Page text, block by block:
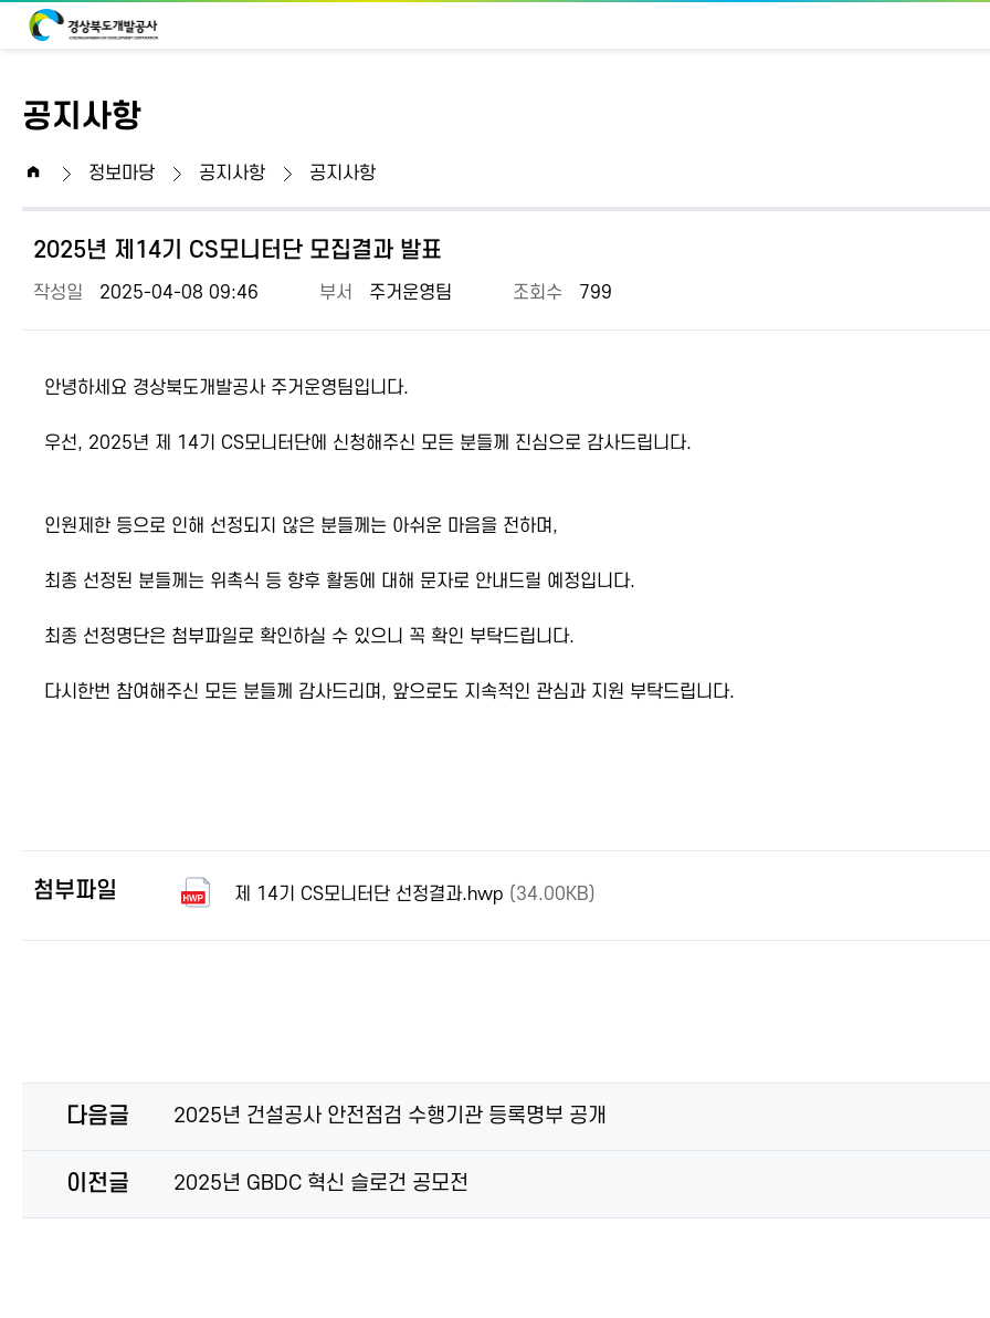
공지사항
home 정보마당 공지사항 공지사항
2025년 제14기 CS모니터단 모집결과 발표
작성일 2025-04-08 09:46 부서 주거운영팀 조회수 799
안녕하세요 경상북도개발공사 주거운영팀입니다.
우선, 2025년 제 14기 CS모니터단에 신청해주신 모든 분들께 진심으로 감사드립니다.
인원제한 등으로 인해 선정되지 않은 분들께는 아쉬운 마음을 전하며,
최종 선정된 분들께는 위촉식 등 향후 활동에 대해 문자로 안내드릴 예정입니다.
최종 선정명단은 첨부파일로 확인하실 수 있으니 꼭 확인 부탁드립니다.
다시한번 참여해주신 모든 분들께 감사드리며, 앞으로도 지속적인 관심과 지원 부탁드립니다.
첨부파일 제 14기 CS모니터단 선정결과.hwp (34.00KB)
다음글 2025년 건설공사 안전점검 수행기관 등록명부 공개
이전글 2025년 GBDC 혁신 슬로건 공모전